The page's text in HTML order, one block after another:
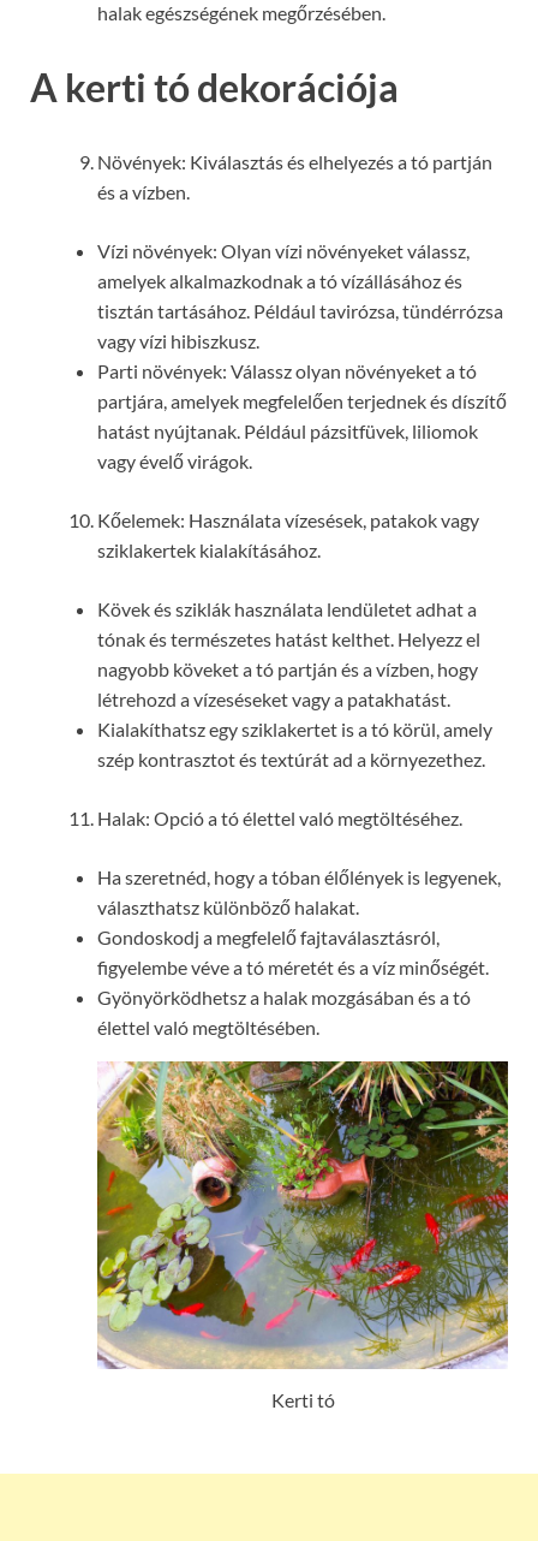
halak egészségének megőrzésében.
A kerti tó dekorációja
Növények: Kiválasztás és elhelyezés a tó partján
és a vízben.
Vízi növények: Olyan vízi növényeket válassz,
amelyek alkalmazkodnak a tó vízállásához és
tisztán tartásához. Például tavirózsa, tündérrózsa
vagy vízi hibiszkusz.
Parti növények: Válassz olyan növényeket a tó
partjára, amelyek megfelelően terjednek és díszítő
hatást nyújtanak. Például pázsitfüvek, liliomok
vagy évelő virágok.
Kőelemek: Használata vízesések, patakok vagy
sziklakertek kialakításához.
Kövek és sziklák használata lendületet adhat a
tónak és természetes hatást kelthet. Helyezz el
nagyobb köveket a tó partján és a vízben, hogy
létrehozd a vízeséseket vagy a patakhatást.
Kialakíthatsz egy sziklakertet is a tó körül, amely
szép kontrasztot és textúrát ad a környezethez.
Halak: Opció a tó élettel való megtöltéséhez.
Ha szeretnéd, hogy a tóban élőlények is legyenek,
választhatsz különböző halakat.
Gondoskodj a megfelelő fajtaválasztásról,
figyelembe véve a tó méretét és a víz minőségét.
Gyönyörködhetsz a halak mozgásában és a tó
élettel való megtöltésében.
Kerti tó